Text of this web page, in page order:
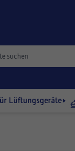
Lüftungsgeräte